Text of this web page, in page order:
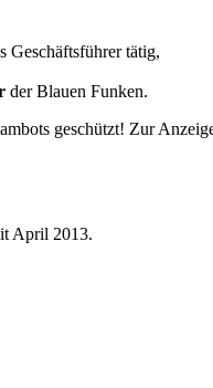
Geschäftsführer tätig,
der Blauen Funken.
geschützt! Zur
April 2013.